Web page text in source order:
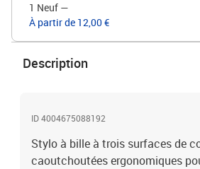
1 Neuf —
À partir de 12,00 €
Description
ID 4004675088192
Stylo à bille à trois surfaces de
caoutchoutées ergonomiques